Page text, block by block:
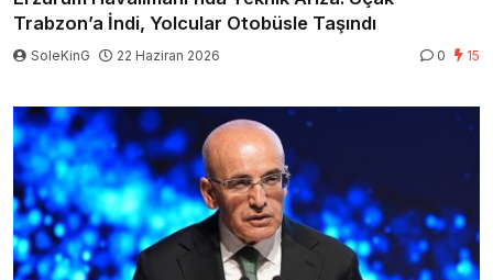
Trabzon’a İndi, Yolcular Otobüsle Taşındı
SoleKinG 22 Haziran 2026 0 15